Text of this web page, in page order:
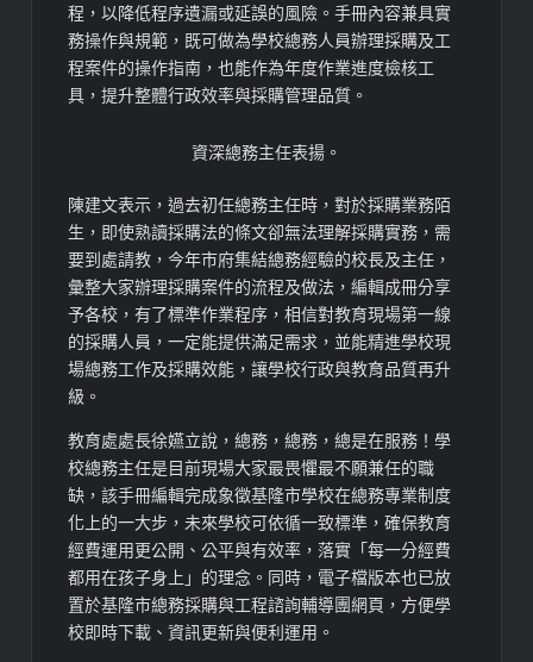
程，以降低程序遺漏或延誤的風險。手冊內容兼具實
務操作與規範，既可做為學校總務人員辦理採購及工
程案件的操作指南，也能作為年度作業進度檢核工
具，提升整體行政效率與採購管理品質。
資深總務主任表揚。
陳建文表示，過去初任總務主任時，對於採購業務陌
生，即使熟讀採購法的條文卻無法理解採購實務，需
要到處請教，今年市府集結總務經驗的校長及主任，
彙整大家辦理採購案件的流程及做法，編輯成冊分享
予各校，有了標準作業程序，相信對教育現場第一線
的採購人員，一定能提供滿足需求，並能精進學校現
場總務工作及採購效能，讓學校行政與教育品質再升
級。
教育處處長徐嬿立說，總務，總務，總是在服務！學
校總務主任是目前現場大家最畏懼最不願兼任的職
缺，該手冊編輯完成象徵基隆市學校在總務專業制度
化上的一大步，未來學校可依循一致標準，確保教育
經費運用更公開、公平與有效率，落實「每一分經費
都用在孩子身上」的理念。同時，電子檔版本也已放
置於基隆市總務採購與工程諮詢輔導團網頁，方便學
校即時下載、資訊更新與便利運用。